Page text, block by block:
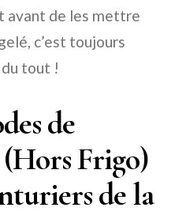
avant de les mettre
c’est toujours
du tout !
de
Frigo)
de la